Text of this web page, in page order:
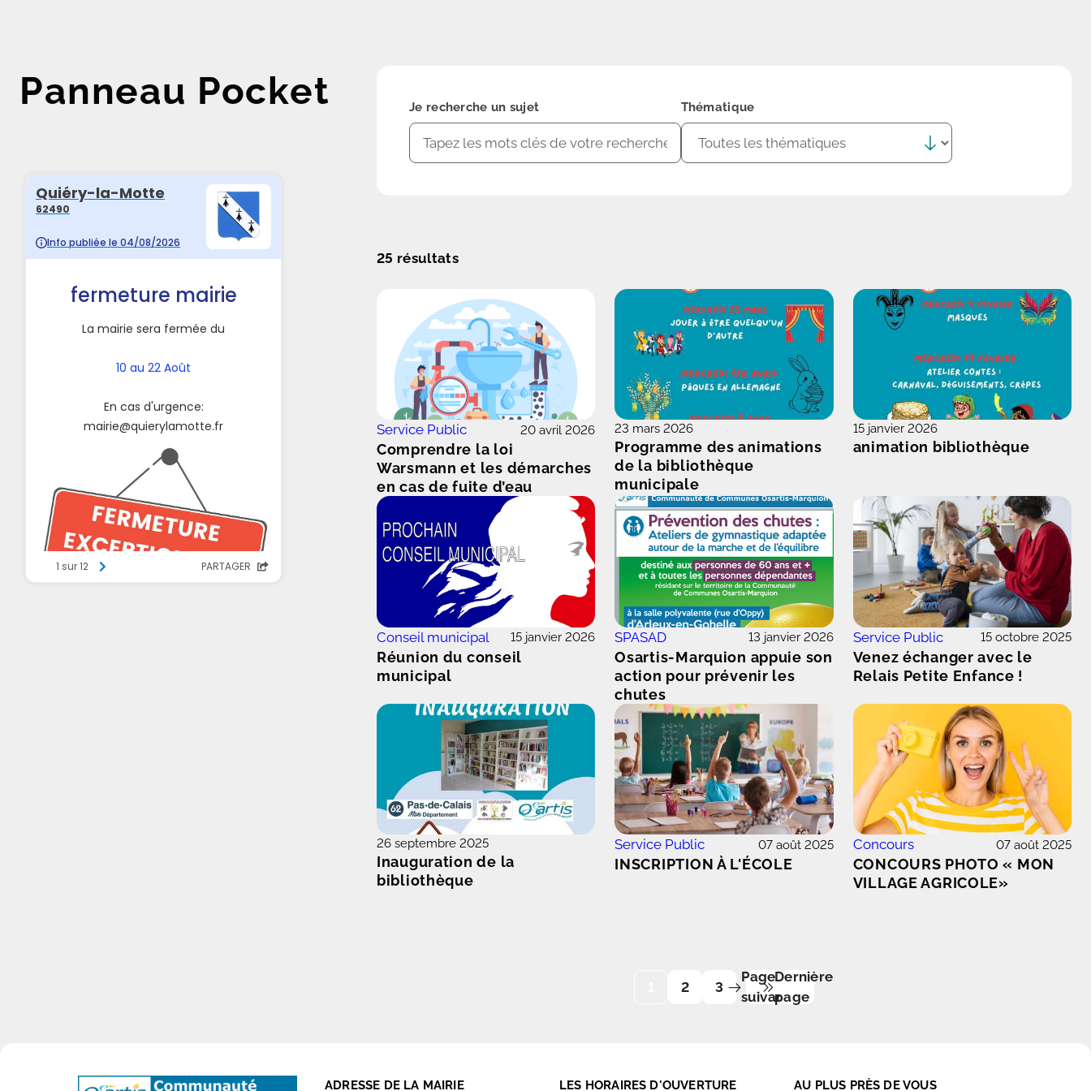
Panneau Pocket Je recherche un sujet Thématique
25 résultats
Comprendre la loi
Warsmann et les démarches
en cas de fuite d’eau
Service Public 20 avril 2026
Programme des animations
de la bibliothèque
municipale
23 mars 2026
animation bibliothèque
15 janvier 2026
Réunion du conseil
municipal
Conseil municipal 15 janvier 2026
Osartis-Marquion appuie son
action pour prévenir les
chutes
SPASAD 13 janvier 2026
Venez échanger avec le
Relais Petite Enfance !
Service Public 15 octobre 2025
Inauguration de la
bibliothèque
26 septembre 2025
INSCRIPTION À L'ÉCOLE
Service Public 07 août 2025
CONCOURS PHOTO « MON
VILLAGE AGRICOLE»
Concours 07 août 2025
2 3
Page
suivante
Dernière
page
ADRESSE DE LA MAIRIE LES HORAIRES D'OUVERTURE AU PLUS PRÈS DE VOUS